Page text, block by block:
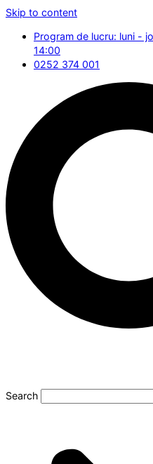
Skip to content
Program de lucru: luni -
14:00
0252 374 001
Search